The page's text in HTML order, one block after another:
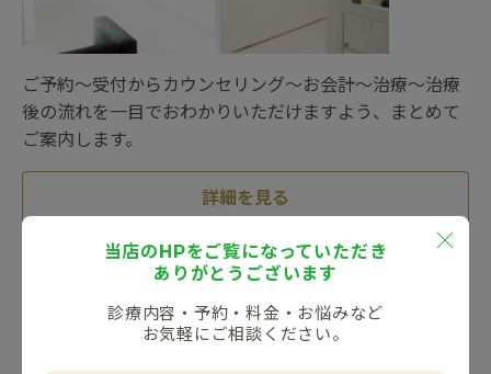
ご予約～受付からカウンセリング～お会計～治療～治療
後の流れを一目でおわかりいただけますよう、まとめて
ご案内します。
詳細を見る
よくあるご質問
当店のHPをご覧になっていただき
ありがとうございます
診療内容・予約・料金・お悩みなど
お気軽にご相談ください。